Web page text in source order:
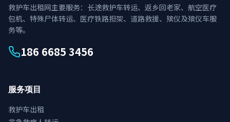
救护车出租网主要服务：长途救护车转运、返乡回老家、航空医疗
包机、特殊尸体转运、医疗铁路担架、道路救援、殡仪及殡仪车服
务等。
186 6685 3456
服务项目
救护车出租